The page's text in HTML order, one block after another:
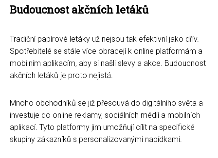
Budoucnost akčních letáků
Tradiční papírové letáky už nejsou tak efektivní jako dřív.
Spotřebitelé se stále více obracejí k online platformám a
mobilním aplikacím, aby si našli slevy a akce. Budoucnost
akčních letáků je proto nejistá.
Mnoho obchodníků se již přesouvá do digitálního světa a
investuje do online reklamy, sociálních médií a mobilních
aplikací. Tyto platformy jim umožňují cílit na specifické
skupiny zákazníků s personalizovanými nabídkami.